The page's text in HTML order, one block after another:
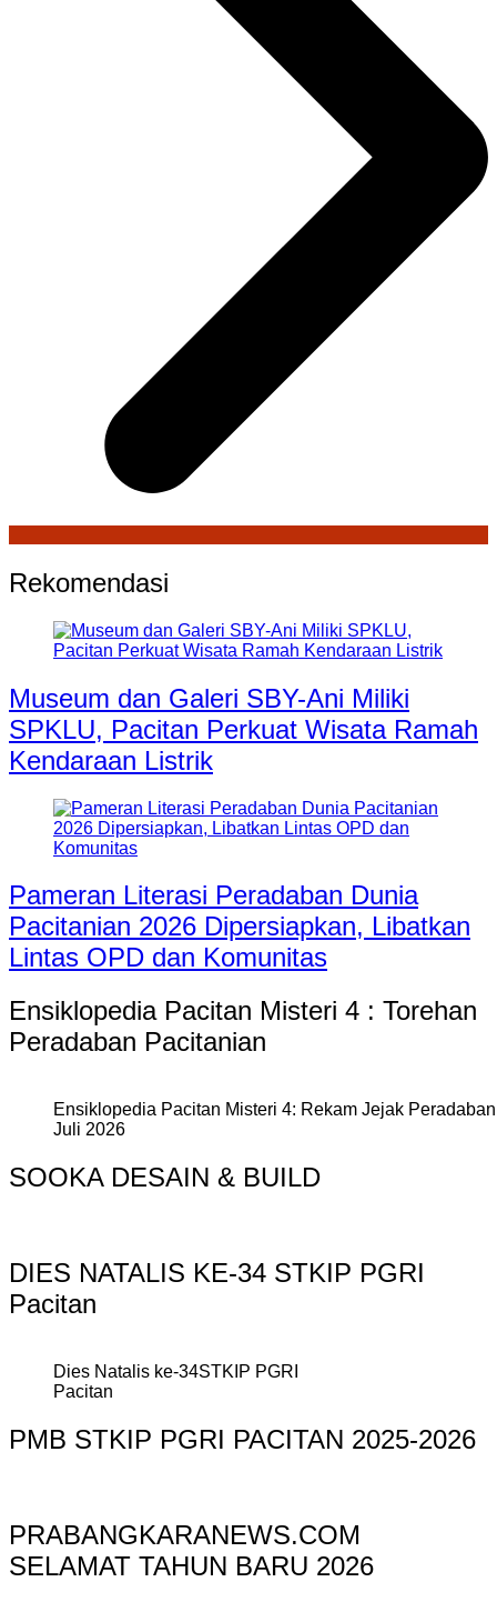
Rekomendasi
Museum dan Galeri SBY-Ani Miliki
SPKLU, Pacitan Perkuat Wisata Ramah
Kendaraan Listrik
Pameran Literasi Peradaban Dunia
Pacitanian 2026 Dipersiapkan, Libatkan
Lintas OPD dan Komunitas
Ensiklopedia Pacitan Misteri 4 : Torehan
Peradaban Pacitanian
Ensiklopedia Pacitan Misteri 4: Rekam Jejak
Juli 2026
SOOKA DESAIN & BUILD
DIES NATALIS KE-34 STKIP PGRI
Pacitan
Dies Natalis ke-34STKIP PGRI
Pacitan
PMB STKIP PGRI PACITAN 2025-2026
PRABANGKARANEWS.COM
SELAMAT TAHUN BARU 2026